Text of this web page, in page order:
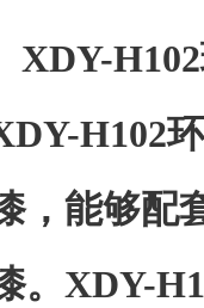
XDY-
H102
，能够配
。XDY-